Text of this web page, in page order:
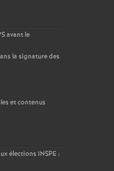
avant le
la signature des
et contenus
élections INSPE :